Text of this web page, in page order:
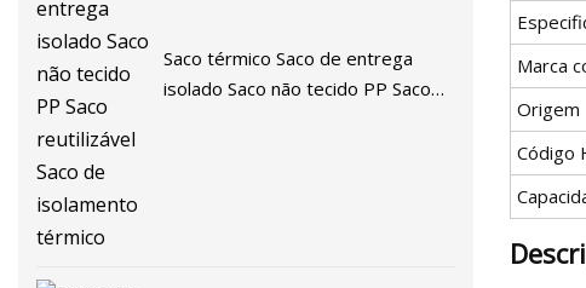
Saco térmico Saco de entrega
isolado Saco não tecido PP Saco
Marca
Origem
Código